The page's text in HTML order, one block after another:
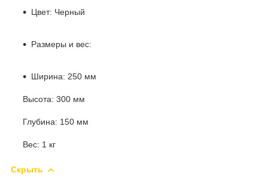
Цвет: Черный
Размеры и вес:
Ширина: 250 мм
Высота: 300 мм
Глубина: 150 мм
Вес: 1 кг
Скрыть